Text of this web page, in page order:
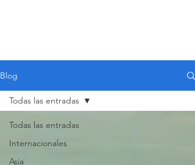
Blog
Todas las entradas
Internacionales
Asia
Todas las entradas